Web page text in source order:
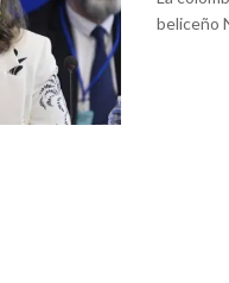
beliceño